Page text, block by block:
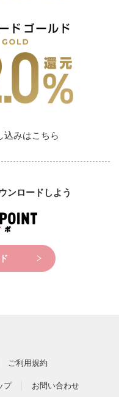
込みはこちら
ンロードしよう
ご利用規約
プ お問い合わせ